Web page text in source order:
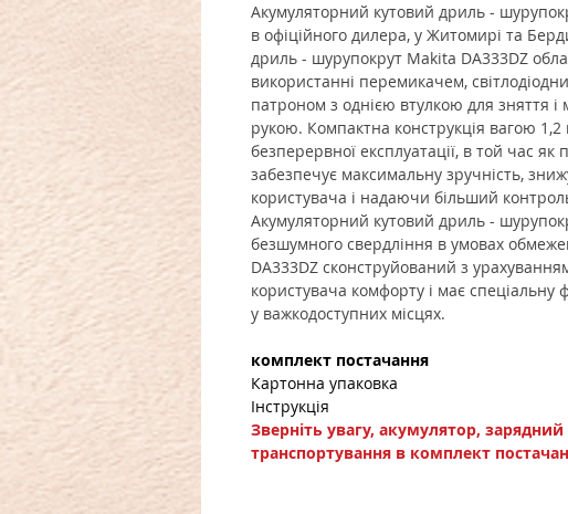
Акумуляторний кутовий дриль -
в офіційного дилера, у Житомирі та
дриль - шурупокрут Makita DA333DZ
використанні перемикачем,
патроном з однією втулкою для зняття і
рукою. Компактна конструкція вагою 1,2
безперервної експлуатації, в той час
забезпечує максимальну зручність,
користувача і надаючи більший
Акумуляторний кутовий дриль -
безшумного свердління в умовах
DA333DZ сконструйований з
користувача комфорту і має
у важкодоступних місцях.
комплект постачання
Картонна упаковка
Інструкція
Зверніть увагу, акумулятор, зарядний
транспортування в комплект